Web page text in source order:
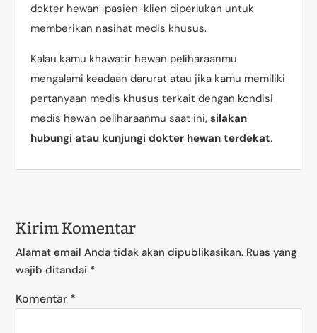
dokter hewan-pasien-klien diperlukan untuk
memberikan nasihat medis khusus.
Kalau kamu khawatir hewan peliharaanmu
mengalami keadaan darurat atau jika kamu memiliki
pertanyaan medis khusus terkait dengan kondisi
medis hewan peliharaanmu saat ini,silakan
hubungi atau kunjungi dokter hewan terdekat.
Kirim Komentar
Alamat email Anda tidak akan dipublikasikan. Ruas yang
wajib ditandai *
Komentar *